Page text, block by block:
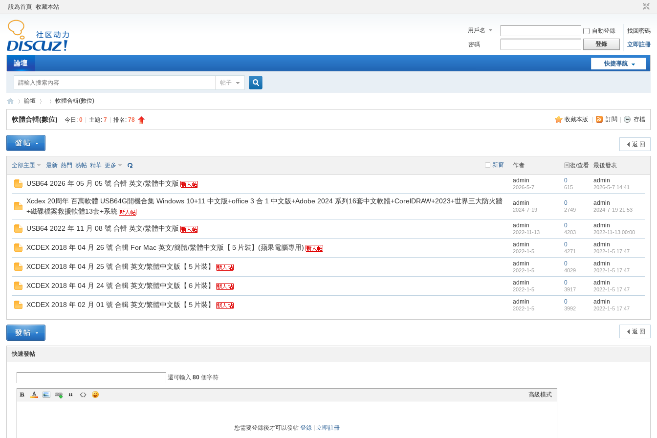
設為首頁 收藏本站
用戶名 自動登錄
找回密碼
密碼
登錄 立即註冊
快捷導航
論壇
帖子
XY
軟
»
論壇
›
軟體合輯(數位)
收藏本版 訂閱 存檔
軟體合輯(數位) 今日:0 主題:7 排名:78
返 回
新窗
全部主題 最新 熱門 熱帖 精華 更多 作者 回復/查看 最後發表
USB64 2026 年 05 月 05 號 合輯 英文/繁體中文版 admin
2026-5-7
0
615
admin
2026-5-7 14:41
Xcdex 20周年 百萬軟體 USB64G開機合集 Windows 10+11 中文版+office 3 合 1 中文版+Adobe 2024 系列16套中文軟體+CorelDRAW+2023+世界三大防火牆
+磁碟檔案救援軟體13套+系統
admin
2024-7-19
0
2749
admin
2024-7-19 21:53
USB64 2022 年 11 月 08 號 合輯 英文/繁體中文版 admin
2022-11-13
0
4203
admin
2022-11-13 00:00
XCDEX 2018 年 04 月 26 號 合輯 For Mac 英文/簡體/繁體中文版【５片裝】(蘋果電腦專用) admin
2022-1-5
0
4271
admin
2022-1-5 17:47
XCDEX 2018 年 04 月 25 號 合輯 英文/繁體中文版【５片裝】 admin
2022-1-5
0
4029
admin
2022-1-5 17:47
XCDEX 2018 年 04 月 24 號 合輯 英文/繁體中文版【６片裝】 admin
2022-1-5
0
3917
admin
2022-1-5 17:47
XCDEX 2018 年 02 月 01 號 合輯 英文/繁體中文版【５片裝】 admin
2022-1-5
0
3992
admin
2022-1-5 17:47
返 回
快速發帖
還可輸入80 個字符
高級模式
您需要登錄後才可以發帖 登錄| 立即註冊